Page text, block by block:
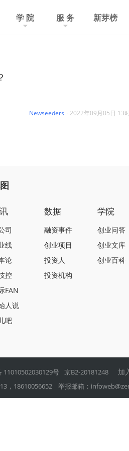
学 院 服 务 新芽榜
Newseeders · 2022年09月05日 13
司
线
论
控
FAN
人说
吧
数据
融资事件
创业项目
投资人
投资机构
学院
创业问答
创业文库
创业百科
11010502030129号 京B2-20181248 加
，18610056652 举报邮箱：